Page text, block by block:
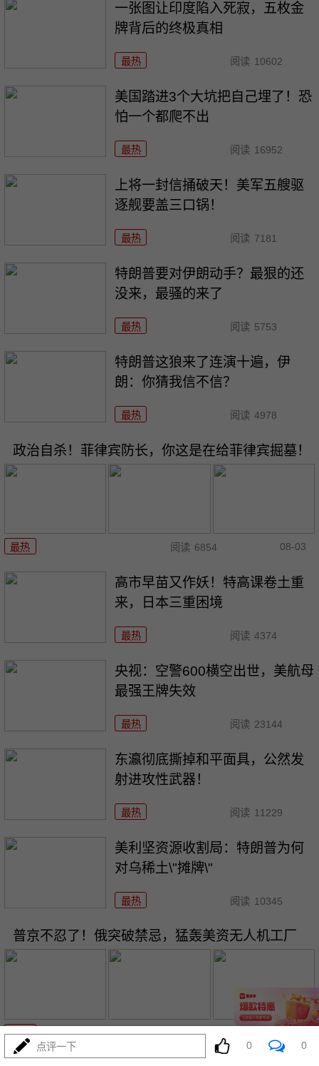
一张图让印度陷入死寂，五枚金
牌背后的终极真相
最热 阅读 10602
美国踏进3个大坑把自己埋了！恐
怕一个都爬不出
最热 阅读 16952
上将一封信捅破天！美军五艘驱
逐舰要盖三口锅！
最热 阅读 7181
特朗普要对伊朗动手？最狠的还
没来，最骚的来了
最热 阅读 5753
特朗普这狼来了连演十遍，伊
朗：你猜我信不信？
最热 阅读 4978
政治自杀！菲律宾防长，你这是在给菲律宾掘墓！
最热 阅读 6854 08-03
高市早苗又作妖！特高课卷土重
来，日本三重困境
最热 阅读 4374
央视：空警600横空出世，美航母
最强王牌失效
最热 阅读 23144
东瀛彻底撕掉和平面具，公然发
射进攻性武器！
最热 阅读 11229
美利坚资源收割局：特朗普为何
对乌稀土\"摊牌\"
最热 阅读 10345
普京不忍了！俄突破禁忌，猛轰美资无人机工厂
最热 阅读 8790
点评一下 0 0